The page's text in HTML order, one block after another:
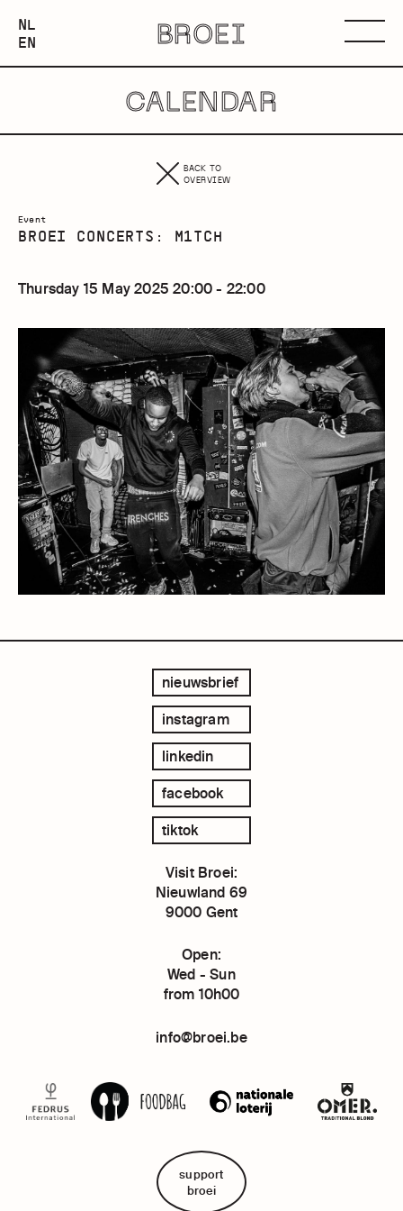
NEDERLANDS
NL
ENGLISH
EN BROEI
CALENDAR
BACK TO
OVERVIEW
Event
BROEI CONCERTS: M1TCH
Thursday 15 May 2025 20:00 - 22:00
nieuwsbrief
instagram
linkedin
facebook
tiktok
Visit Broei:
Nieuwland 69
9000 Gent
Open:
Wed - Sun
from 10h00
info@broei.be
support
broei